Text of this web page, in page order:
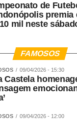
de
premia
mil neste
FAMOSOS
09/04/2026 - 15:30
Castela
09/04/2026 - 12:00